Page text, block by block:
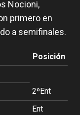
Nocioni,
primero en
a semifinales.
Posición
2ºEnt
Ent